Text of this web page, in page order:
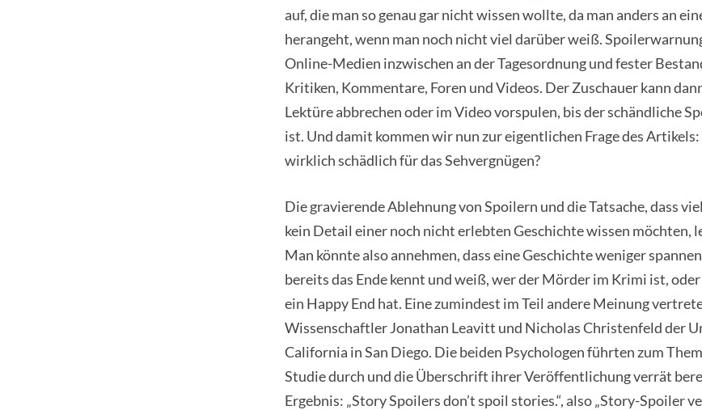
auf, die man so genau gar nicht wissen wollte, da man anders an
herangeht, wenn man noch nicht viel darüber weiß.
Online-Medien inzwischen an der Tagesordnung und fester
Kritiken, Kommentare, Foren und Videos. Der Zuschauer kann
Lektüre abbrechen oder im Video vorspulen, bis der schändliche
ist. Und damit kommen wir nun zur eigentlichen Frage des
wirklich schädlich für das Sehvergnügen?
Die gravierende Ablehnung von Spoilern und die Tatsache, dass
kein Detail einer noch nicht erlebten Geschichte wissen möchten,
Man könnte also annehmen, dass eine Geschichte weniger
bereits das Ende kennt und weiß, wer der Mörder im Krimi ist,
ein Happy End hat. Eine zumindest im Teil andere Meinung
Wissenschaftler Jonathan Leavitt und Nicholas Christenfeld der
California in San Diego. Die beiden Psychologen führten zum
Studie durch und die Überschrift ihrer Veröffentlichung verrät
Ergebnis: „Story Spoilers don’t spoil stories.“, also „Story-Spoiler